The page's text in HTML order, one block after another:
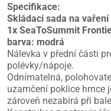
Specifikace:
Skládací sada na
1x SeaToSummit
barva: modrá
Nálevka v přední části
polévky/nápoje.
Odnímatelná,
uzamčení poklice hrnce
zároveň nezabírá při